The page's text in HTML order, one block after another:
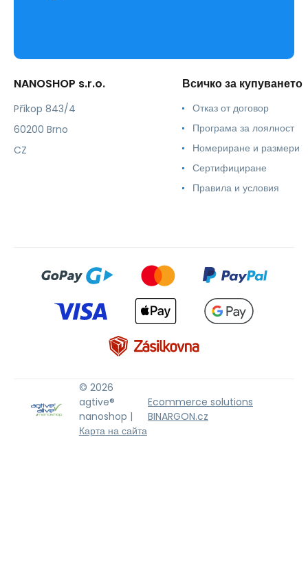
NANOSHOP s.r.o.
Příkop 843/4
60200 Brno
CZ
Всичко за купуването
Отказ от договор
Програма за лоялност
Номериране и размери
Сертифициране
Правила и условия
© 2026
agtive®
nanoshop |
Карта на сайта
Ecommerce solutions
BINARGON.cz